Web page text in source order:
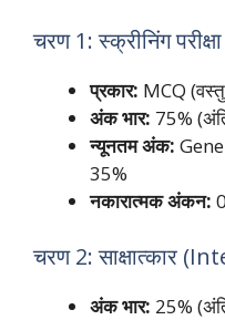
चरण 1: स्क्रीनिंग परीक्षा
प्रकार: MCQ
अंक भार: 75%
न्यूनतम अंक:
35%
नकारात्मक अंकन:
चरण 2: साक्षात्कार
अंक भार: 25%